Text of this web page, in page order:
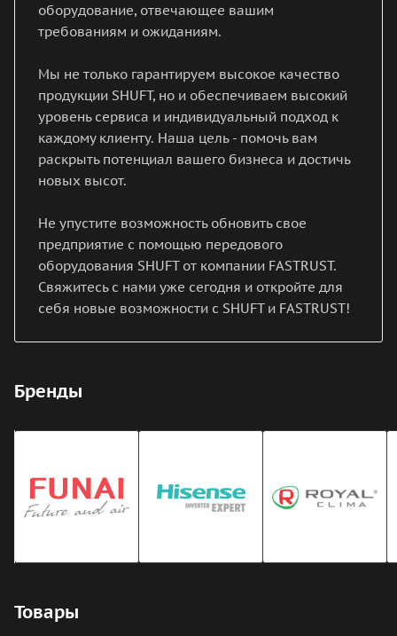
оборудование, отвечающее вашим
требованиям и ожиданиям.
Мы не только гарантируем высокое качество
продукции SHUFT, но и обеспечиваем высокий
уровень сервиса и индивидуальный подход к
каждому клиенту. Наша цель - помочь вам
раскрыть потенциал вашего бизнеса и достичь
новых высот.
Не упустите возможность обновить свое
предприятие с помощью передового
оборудования SHUFT от компании FASTRUST.
Свяжитесь с нами уже сегодня и откройте для
себя новые возможности с SHUFT и FASTRUST!
Бренды
Товары